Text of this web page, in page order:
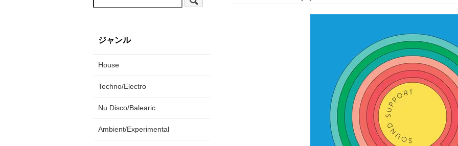
ジャンル
House
Techno/Electro
Nu Disco/Balearic
Ambient/Experimental